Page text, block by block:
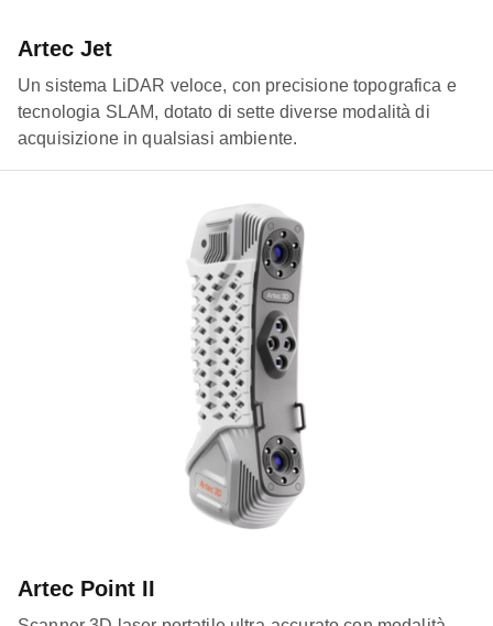
Artec Jet
Un sistema LiDAR veloce, con precisione topografica e
tecnologia SLAM, dotato di sette diverse modalità di
acquisizione in qualsiasi ambiente.
Artec Point II